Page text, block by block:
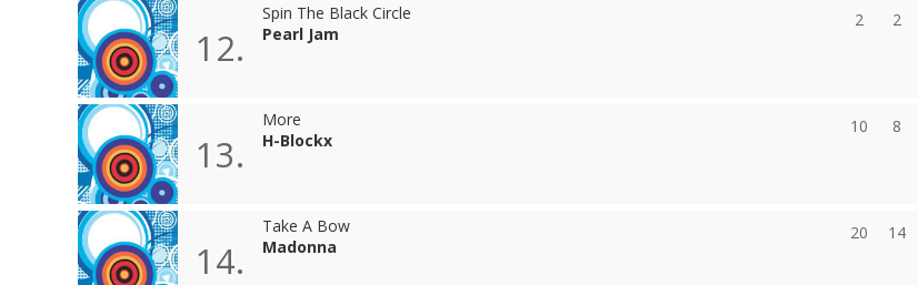
2 2
12.
Spin The Black Circle
Pearl Jam
10 8
13.
More
H-Blockx
20 14
14.
Take A Bow
Madonna